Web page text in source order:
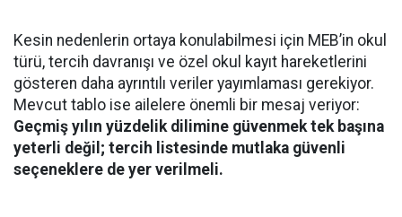
Kesin nedenlerin ortaya konulabilmesi için MEB’in okul
türü, tercih davranışı ve özel okul kayıt hareketlerini
gösteren daha ayrıntılı veriler yayımlaması gerekiyor.
Mevcut tablo ise ailelere önemli bir mesaj veriyor:
Geçmiş yılın yüzdelik dilimine güvenmek tek başına
yeterli değil; tercih listesinde mutlaka güvenli
seçeneklere de yer verilmeli.